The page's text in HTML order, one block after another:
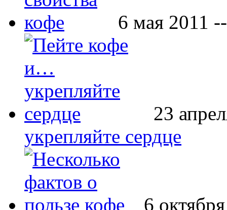
6 мая 2011
23
укрепляйте сердце
6